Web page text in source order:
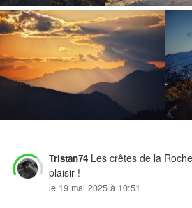
Tristan74 Les crêtes de la
plaisir !
le 19 mai 2025 à 10:51